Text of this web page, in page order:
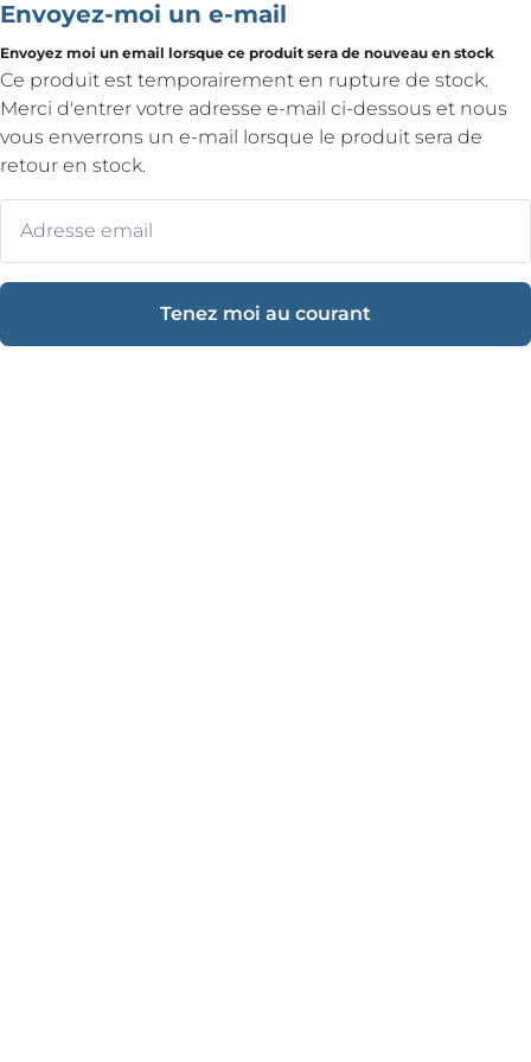
Envoyez-moi un e-mail
Envoyez moi un email lorsque ce produit sera de nouveau en stock
Ce produit est temporairement en rupture de stock.
Merci d'entrer votre adresse e-mail ci-dessous et nous
vous enverrons un e-mail lorsque le produit sera de
retour en stock.
Tenez moi au courant